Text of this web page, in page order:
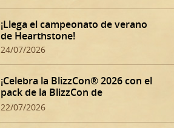
¡Llega el campeonato de verano
de Hearthstone!
24/07/2026
¡Celebra la BlizzCon® 2026 con el
pack de la BlizzCon de
Hearthstone!
22/07/2026